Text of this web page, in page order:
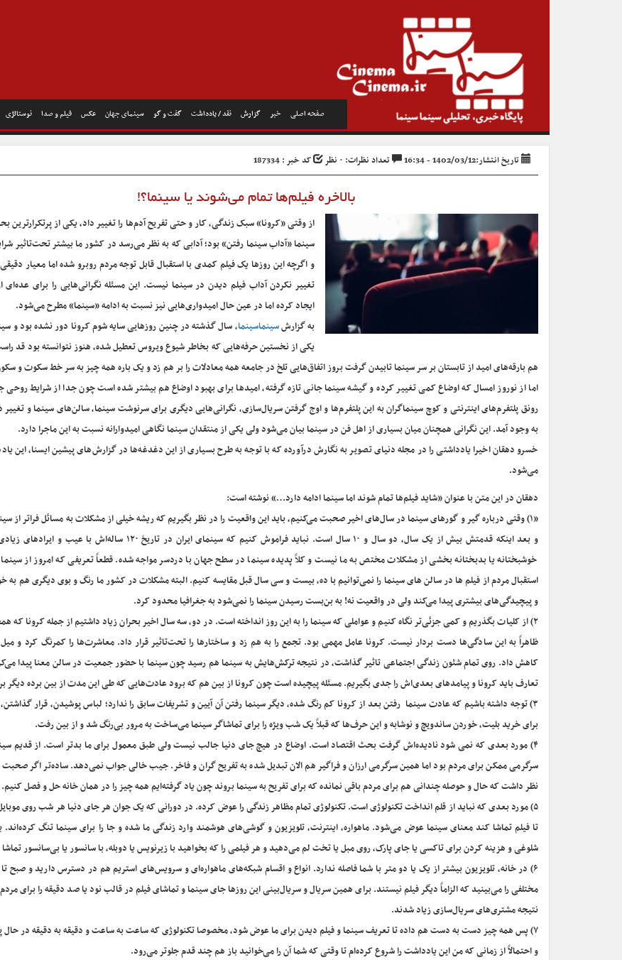
صفحه اصلی خبر گزارش نقد / یادداشت گفت و گو سینمای جهان عکس فیلم و صدا نوستالژی
تاریخ انتشار:1402/03/12 - 16:34 تعداد نظرات: ۰ نظر کد خبر : 187334
بالاخره فیلم‌ها تمام می‌شوند یا سینما؟!
از وقتی «کرونا» سبک زندگی، کار و حتی تفریح آدم‌ها را تغییر داد، یکی از پرتکرارترین
سینما «آداب سینما رفتن» بود؛ آدابی که به نظر می‌رسد در کشور ما بیشتر تحت‌تاثیر
و اگرچه این روزها یک فیلم کمدی با استقبال قابل توجه مردم روبرو شده اما معیار
تغییر نکردن آداب فیلم دیدن در سینما نیست. این مسئله نگرانی‌هایی را برای عده‌ای
ایجاد کرده اما در عین حال امیدواری‌هایی نیز نسبت به ادامه «سینما» مطرح می‌شود.
به گزارشسینماسینما، سال گذشته در چنین روزهایی سایه شوم کرونا دور نشده بود و
یکی از نخستین حرفه‌هایی که بخاطر شیوع ویروس تعطیل شده، هنوز نتوانسته بود قد
هم بارقه‌های امید از تابستان بر سر سینما تابیدن گرفت بروز اتفاق‌هایی تلخ در جامعه همه معادلات را بر هم زد و یک باره همه چیز به سر خط سکوت و
اما از نوروز امسال که اوضاع کمی تغییر کرده و گیشه سینما جانی تازه گرفته، امیدها برای بهبود اوضاع هم بیشتر شده است چون جدا از شرایط روحی
رونق پلتفرم‌های اینترنتی و کوچ سینماگران به این پلتفرم‌ها و اوج گرفتن سریال‌سازی، نگرانی‌هایی دیگری برای سرنوشت سینما، سالن‌های سینما و
به وجود آمد. این نگرانی همچنان میان بسیاری از اهل فن در سینما بیان می‌شود ولی یکی از منتقدان سینما نگاهی امیدوارانه نسبت به این ماجرا دارد.
خسرو دهقان اخیرا یادداشتی را در مجله دنیای تصویر به نگارش درآورده که با توجه به طرح بسیاری از این دغدغه‌ها در گزارش‌های پیشین ایسنا، این
می‌شود.
دهقان در این متن با عنوان «شاید فیلم‌ها تمام شوند اما سینما ادامه دارد…» نوشته است:
«۱) وقتی درباره گیر و گورهای سینما در سال‌های اخیر صحبت می‌کنیم، باید این واقعیت را در نظر بگیریم که ریشه خیلی از مشکلات به مسائل فراتر از
و بعد اینکه قدمتش بیش از یک سال، دو سال و ۱۰ سال است. نباید فراموش کنیم که سینمای ایران در تاریخ ۱۲۰
خوشبختانه یا بدبختانه بخشی از مشکلات مختص به ما نیست و کلاً پدیده سینما در سطح جهان با دردسر مواجه شده. قطعاً تعریفی که امروز از
استقبال مردم از فیلم ها در سالن های سینما را نمی‌توانیم با ده، بیست و سی سال قبل مقایسه کنیم. البته مشکلات در کشور ما رنگ و بوی دیگری هم
و پیچیدگی‌های بیشتری پیدا می‌کند ولی در واقعیت نه! به بن‌بست رسیدن سینما را نمی‌شود به جغرافیا محدود کرد.
۲) از کلیات بگذریم و کمی جزئی‌تر نگاه کنیم و عواملی که سینما را به این روز انداخته است. در دو، سه سال اخیر بحران زیاد داشتیم از جمله کرونا
ظاهراً به این سادگی‌ها دست بردار نیست. کرونا عامل مهمی بود. تجمع را به هم زد و ساختارها را تحت‌تاثیر قرار داد. معاشرت‌ها را کمرنگ کرد و
کاهش داد. روی تمام شئون زندگی اجتماعی تاثیر گذاشت، در نتیجه ترکش‌هایش به سینما هم رسید چون سینما با حضور جمعیت در سالن معنا پیدا
تعارف باید کرونا و پیامدهای بعدی‌اش را جدی بگیریم. مسئله پیچیده است چون کرونا از بین هم که برود عادت‌هایی که طی این مدت از بین برده دیگر
۳) توجه داشته باشیم که عادت سینما رفتن بعد از کرونا کم رنگ شده، دیگر سینما رفتن آن آیین و تشریفات سابق را ندارد؛ لباس پوشیدن، قرار
برای خرید بلیت، خوردن ساندویچ و نوشابه و این حرف‌ها که قبلاً یک شب ویژه را برای تماشاگر سینما می‌ساخت به مرور بی‌رنگ شد و از بین رفت.
۴) مورد بعدی که نمی شود نادیده‌اش گرفت بحث اقتصاد است. اوضاع در هیچ جای دنیا جالب نیست ولی طبق معمول برای ما بدتر است. از قدیم
سرگرمی ممکن برای مردم بود اما همین سرگرمی ارزان و فراگیر هم الان تبدیل شده به تفریح گران و فاخر. جیب خالی جواب نمی‌دهد. ساده‌تر اگر صحبت
نظر داشت که حال و حوصله چندانی هم برای مردم باقی نمانده که برای تفریح به سینما بروند چون یاد گرفته‌ایم همه چیز را در همان خانه حل و فصل کنیم.
۵) مورد بعدی که نباید از قلم انداخت تکنولوژی است. تکنولوژی تمام مظاهر زندگی را عوض کرده. در دورانی که یک جوان هر جای دنیا هر شب روی
تا فیلم تماشا کند معنای سینما عوض می‌شود. ماهواره، اینترنت، تلویزیون و گوشی‌های هوشمند وارد زندگی ما شده و جا را برای سینما تنگ
شلوغی و هزینه کردن برای تاکسی یا جای پارک، روی مبل یا تخت لم می‌دهید و هر فیلمی را که بخواهید با زیرنویس یا دوبله، با سانسور یا بی‌سانسور
۶) در خانه، تلویزیون بیشتر از یک یا دو متر با شما فاصله ندارد. انواع و اقسام شبکه‌های ماهواره‌ای و سرویس‌های استریم هم در دسترس دارید و صبح
مختلفی را می‌بینید که الزاماً دیگر فیلم نیستند. برای همین سریال و سریال‌بینی این روزها جای سینما و تماشای فیلم در قالب نود یا صد دقیقه را برای
نتیجه مشتری‌های سریال‌سازی زیاد شدند.
۷) پس همه چیز دست به دست هم داده تا تعریف سینما و فیلم دیدن برای ما عوض شود، مخصوصا تکنولوژی که ساعت به ساعت و دقیقه به دقیقه در
و احتمالاً از زمانی که من این یادداشت را شروع کرده‌ام تا وقتی که شما آن را می‌خوانید باز هم چند قدم جلوتر می‌رود.